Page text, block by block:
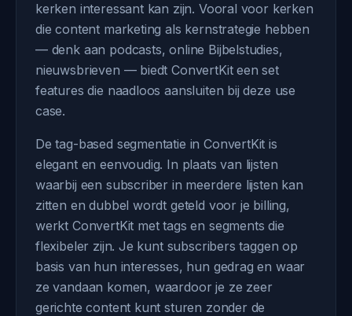
kerken interessant kan zijn. Vooral voor kerken
die content marketing als kernstrategie hebben
— denk aan podcasts, online Bijbelstudies,
nieuwsbrieven — biedt ConvertKit een set
features die naadloos aansluiten bij deze use
case.
De tag-based segmentatie in ConvertKit is
elegant en eenvoudig. In plaats van lijsten
waarbij een subscriber in meerdere lijsten kan
zitten en dubbel wordt geteld voor je billing,
werkt ConvertKit met tags en segments die
flexibeler zijn. Je kunt subscribers taggen op
basis van hun interesses, hun gedrag en waar
ze vandaan komen, waardoor je ze zeer
gerichte content kunt sturen zonder de